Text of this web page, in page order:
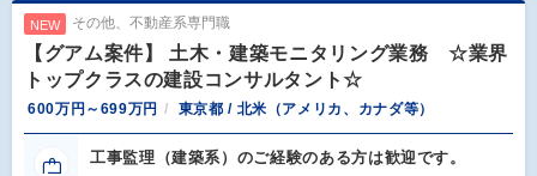
NEW その他、不動産系専門職
【グアム案件】 土木・建築モニタリング業務 ☆業界
トップクラスの建設コンサルタント☆
600万円～699万円 東京都 / 北米（アメリカ、カナダ等）
工事監理（建築系）のご経験のある方は歓迎です。